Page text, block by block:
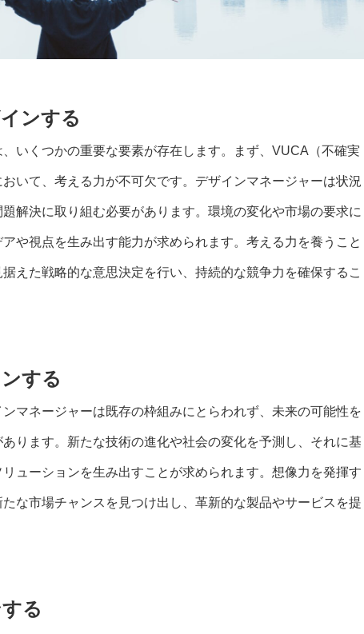
ンする
いくつかの重要な要素が存在します。まず、VUCA（不確実
いて、考える力が不可欠です。デザインマネージャーは状況
解決に取り組む必要があります。環境の変化や市場の要求に
や視点を生み出す能力が求められます。考える力を養うこと
えた戦略的な意思決定を行い、持続的な競争力を確保するこ
する
マネージャーは既存の枠組みにとらわれず、未来の可能性を
ります。新たな技術の進化や社会の変化を予測し、それに基
ューションを生み出すことが求められます。想像力を発揮す
な市場チャンスを見つけ出し、革新的な製品やサービスを提
る